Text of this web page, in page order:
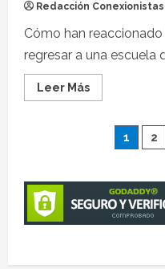
Redacción Conexionistas
Cómo han
regresar a una escuela
Leer Más
1 2